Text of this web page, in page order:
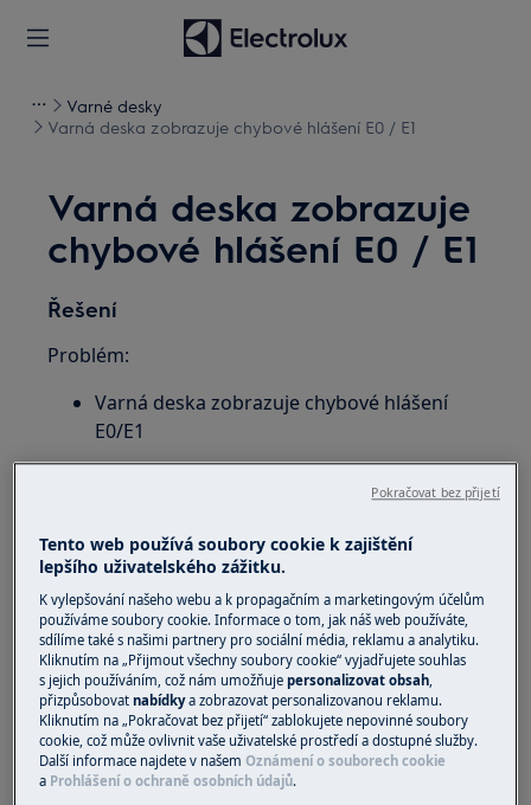
Varné desky
Varná deska zobrazuje chybové hlášení E0 / E1
Varná deska zobrazuje
chybové hlášení E0 / E1
Řešení
Problém:
Varná deska zobrazuje chybové hlášení
E0/E1
Platí pro:
vestavnou indukční varnou desku
Řešení:
1. Vypojte spotřebič z napájení alespoň na 30
sekund.
Znovu jej zapojte a zapněte
2. Obraťte se na autorizované servisní
středisko
Tento web používá soubory cookie k zajištění
lepšího uživatelského zážitku.
K vylepšování našeho webu a k propagačním a marketingovým účelům
používáme soubory cookie. Informace o tom, jak náš web používáte,
sdílíme také s našimi partnery pro sociální média, reklamu a analytiku.
Kliknutím na „Přijmout všechny soubory cookie“ vyjadřujete souhlas
s jejich používáním, což nám umožňujepersonalizovat obsah,
přizpůsobovatnabídkya zobrazovat personalizovanou reklamu.
Kliknutím na „Pokračovat bez přijetí“ zablokujete nepovinné soubory
cookie, což může ovlivnit vaše uživatelské prostředí a dostupné služby.
Další informace najdete v našemOznámení o souborech cookie
a Prohlášení o ochraně osobních údajů.
Pokračovat bez přijetí